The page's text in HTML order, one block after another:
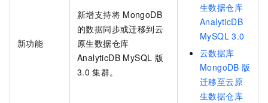
新功能
新增支持将 MongoDB
的数据同步或迁移到云
原生数据仓库
AnalyticDB MySQL 版
3.0 集群。
生数据仓库
AnalyticDB
MySQL 3.0
云数据库
MongoDB 版
迁移至云原
生数据仓库